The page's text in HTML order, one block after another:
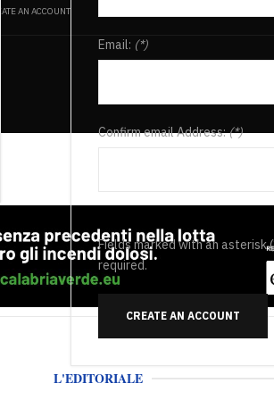
AN ACCOUNT
Email: (*)
Confirm email Address:(*)
Fields marked with an asterisk
required.
CREATE AN ACCOUNT
L'EDITORIALE